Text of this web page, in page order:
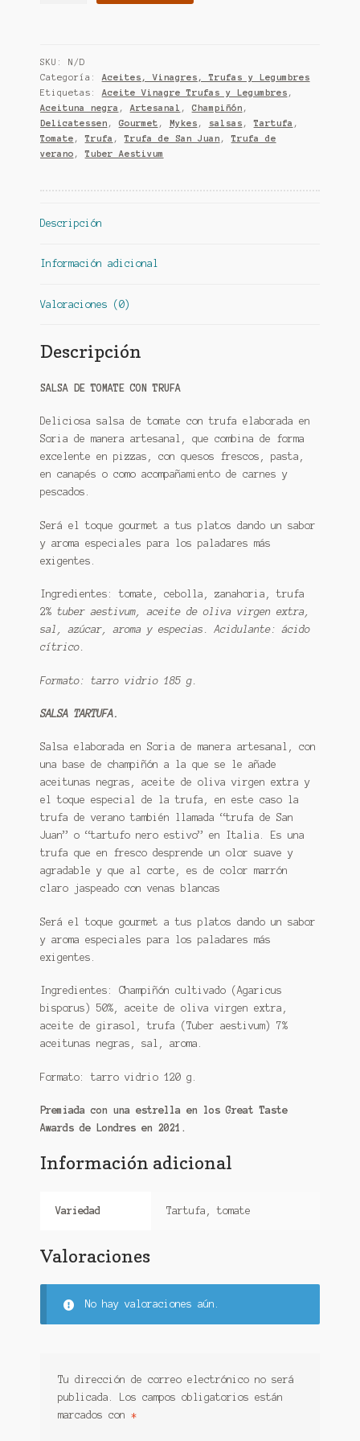
SKU: N/D
Categoría: Aceites, Vinagres, Trufas y Legumbres
Etiquetas: Aceite Vinagre Trufas y Legumbres ,
Aceituna negra , Artesanal , Champiñón ,
Delicatessen , Gourmet , Mykes , salsas ,Tartufa ,
Tomate ,Trufa ,Trufa de San Juan ,Trufa de
verano ,Tuber Aestivum
Descripción
Información adicional
Valoraciones (0)
Descripción
SALSA DE TOMATE CON TRUFA
Deliciosa salsa de tomate con trufa elaborada en
Soria de manera artesanal, que combina de forma
excelente en pizzas, con quesos frescos, pasta,
en canapés o como acompañamiento de carnes y
pescados.
Será el toque gourmet a tus platos dando un sabor
y aroma especiales para los paladares más
exigentes.
Ingredientes: tomate, cebolla, zanahoria, trufa
2% tuber aestivum, aceite de oliva virgen extra,
sal, azúcar, aroma y especias. Acidulante: ácido
cítrico.
Formato: tarro vidrio 185 g.
SALSA TARTUFA.
Salsa elaborada en Soria de manera artesanal, con
una base de champiñón a la que se le añade
aceitunas negras, aceite de oliva virgen extra y
el toque especial de la trufa, en este caso la
trufa de verano también llamada “trufa de San
Juan” o “tartufo nero estivo” en Italia. Es una
trufa que en fresco desprende un olor suave y
agradable y que al corte, es de color marrón
claro jaspeado con venas blancas
Será el toque gourmet a tus platos dando un sabor
y aroma especiales para los paladares más
exigentes.
Ingredientes: Champiñón cultivado (Agaricus
bisporus) 50%, aceite de oliva virgen extra,
aceite de girasol, trufa (Tuber aestivum) 7%
aceitunas negras, sal, aroma.
Formato: tarro vidrio 120 g.
Premiada con una estrella en los Great Taste
Awards de Londres en 2021.
Información adicional
Variedad Tartufa, tomate
Valoraciones
No hay valoraciones aún.
Tu dirección de correo electrónico no será
publicada.
Los campos obligatorios están
marcados con *